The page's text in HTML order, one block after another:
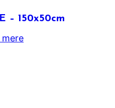
– 150x50cm